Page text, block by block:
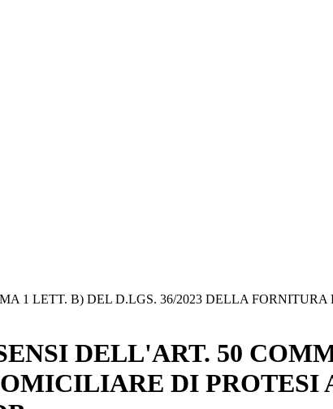
1 LETT. B) DEL D.LGS. 36/2023 DELLA
DELL'ART. 50
DI PROTESI